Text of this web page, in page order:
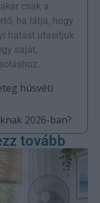
csak a
ha látja, hogy
hatást utasítjuk
saját,
húsvéti
2026-ban?
tovább